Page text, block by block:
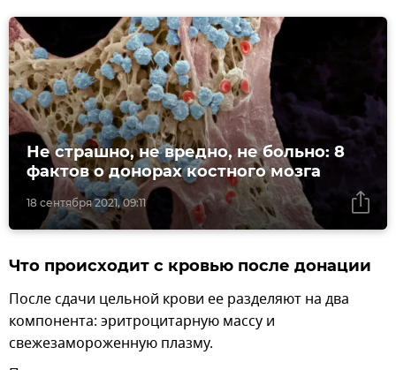
18 сентября 2021, 09:11
Не страшно, не вредно, не больно: 8
фактов о донорах костного мозга
Что происходит с кровью после донации
После сдачи цельной крови ее разделяют на два
компонента: эритроцитарную массу и
свежезамороженную плазму.